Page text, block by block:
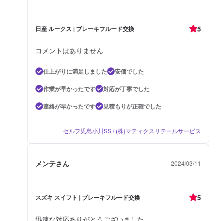
日産 ルークス | ブレーキフルード交換 5
コメントはありません
仕上がりに満足しました
安価でした
作業が早かったです
対応が丁寧でした
連絡が早かったです
見積もりが正確でした
セルフ児島小川SS / (株)マティクスリテールサービス
メンテさん 2024/03/11
スズキ スイフト | ブレーキフルード交換 5
迅速な対応ありがとうございました。